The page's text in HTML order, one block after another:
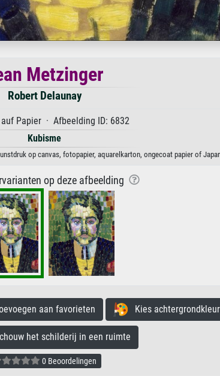
Metzinger
Robert Delaunay
Papier · Afbeelding ID: 6832
Kubisme
op canvas, fotopapier, aquarelkarton, ongecoat papier of
op deze afbeelding
aan favorieten Kies achtergrondkleur
het schilderij in een ruimte
0 Beoordelingen